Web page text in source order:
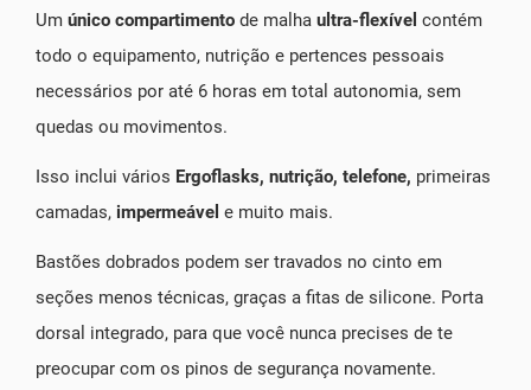
Um único compartimento de malha ultra-flexível contém
todo o equipamento, nutrição e pertences pessoais
necessários por até 6 horas em total autonomia, sem
quedas ou movimentos.
Isso inclui vários Ergoflasks, nutrição, telefone, primeiras
camadas, impermeável e muito mais.
Bastões dobrados podem ser travados no cinto em
seções menos técnicas, graças a fitas de silicone. Porta
dorsal integrado, para que você nunca precises de te
preocupar com os pinos de segurança novamente.